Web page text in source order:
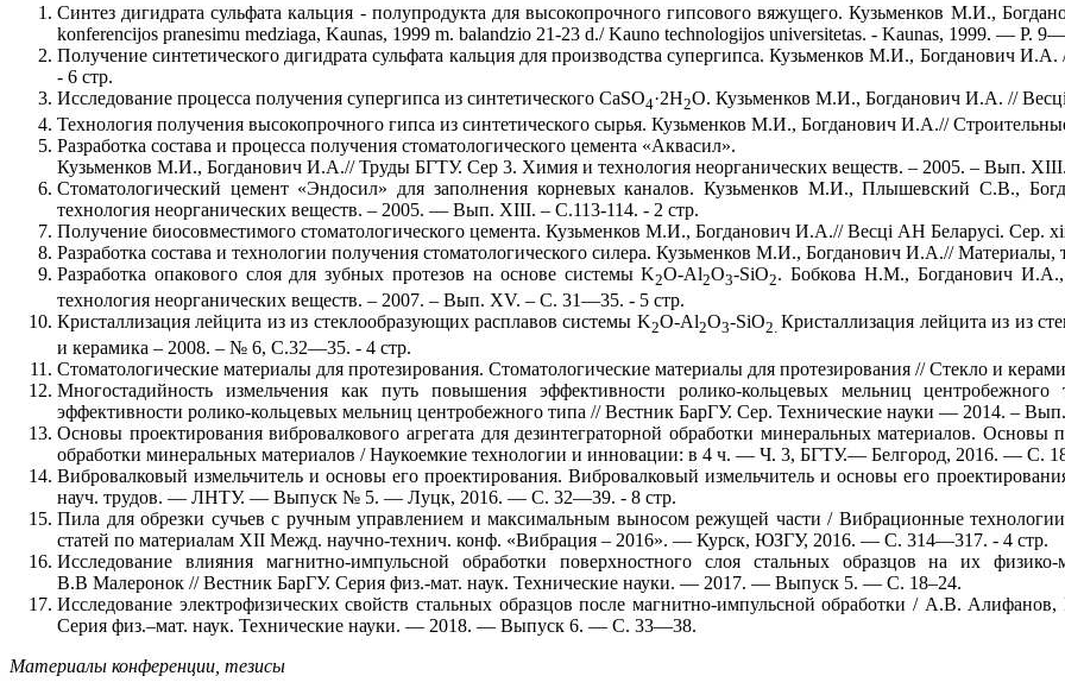
Синтез дигидрата сульфата кальция - полупродукта для высокопрочного гипсового вяжущего. Кузьменков М.И.,
konferencijos pranesimu medziaga, Kaunas, 1999 m. balandzio 21-23 d./ Kauno technologijos universitetas. - Kaunas, 1999. — P.
Получение синтетического дигидрата сульфата кальция для производства супергипса. Кузьменков М.И., Богданович
- 6 стр.
Исследование процесса получения супергипса из синтетического СаSO4·2Н2О. Кузьменков М.И., Богданович И.А. //
Технология получения высокопрочного гипса из синтетического сырья. Кузьменков М.И., Богданович И.А.//
Разработка состава и процесса получения стоматологического цемента «Аквасил».
Кузьменков М.И., Богданович И.А.// Труды БГТУ. Сер 3. Химия и технология неорганических веществ. – 2005. – Вып.
Стоматологический цемент «Эндосил» для заполнения корневых каналов. Кузьменков М.И., Плышевский С.В.,
технология неорганических веществ. – 2005. –– Вып. ХIII. – С.113-114. - 2 стр.
Получение биосовместимого стоматологического цемента. Кузьменков М.И., Богданович И.А.// Весці АН Беларусі. Сер.
Разработка состава и технологии получения стоматологического силера. Кузьменков М.И., Богданович И.А.//
Разработка опакового слоя для зубных протезов на основе системы K2O-Al2O3-SiO2. Бобкова Н.М., Богданович
технология неорганических веществ. – 2007. – Вып. ХV. – С. 31—35. - 5 стр.
Кристаллизация лейцита из из стеклообразующих расплавов системы K2O-Al2O3-SiO2.Кристаллизация лейцита из из
и керамика – 2008. – № 6, С.32—35. - 4 стр.
Стоматологические материалы для протезирования. Стоматологические материалы для протезирования // Стекло и
Многостадийность измельчения как путь повышения эффективности ролико-кольцевых мельниц
эффективности ролико-кольцевых мельниц центробежного типа // Вестник БарГУ. Сер. Технические науки — 2014. –
Основы проектирования вибровалкового агрегата для дезинтеграторной обработки минеральных материалов. Основы
обработки минеральных материалов / Наукоемкие технологии и инновации: в 4 ч. — Ч. 3, БГТУ.— Белгород, 2016. — С.
Вибровалковый измельчитель и основы его проектирования. Вибровалковый измельчитель и основы его
науч. трудов. — ЛНТУ. — Выпуск № 5. — Луцк, 2016. — С. 32—39. - 8 стр.
Пила для обрезки сучьев с ручным управлением и максимальным выносом режущей части / Вибрационные
статей по материалам ХII Межд. научно-технич. конф. «Вибрация – 2016». — Курск, ЮЗГУ, 2016. — С. 314—317. - 4 стр.
Исследование влияния магнитно-импульсной обработки поверхностного слоя стальных образцов на их
В.В Малеронок // Вестник БарГУ. Серия физ.-мат. наук. Технические науки. — 2017. — Выпуск 5. — С. 18–24.
Исследование электрофизических свойств стальных образцов после магнитно-импульсной обработки / А.В.
Серия физ.–мат. наук. Технические науки. — 2018. — Выпуск 6. — С. 33—38.
Материалы конференции, тезисы